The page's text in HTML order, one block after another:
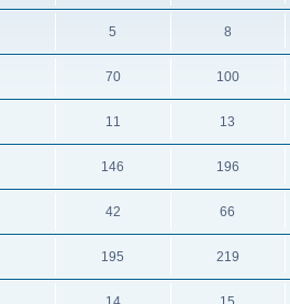
5 8
70 100
11 13
146 196
42 66
195 219